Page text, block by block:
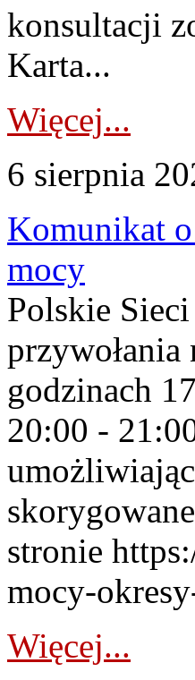
konsultacji
Karta...
Więcej...
6 sierpnia
Komunikat
mocy
Polskie
godzinach
20:00 -
stronie
mocy-
Więcej...